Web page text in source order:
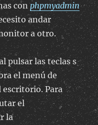
conphpmyadmin
andar
a otro.
pulsar las teclas s
el menú de
escritorio. Para
el
la